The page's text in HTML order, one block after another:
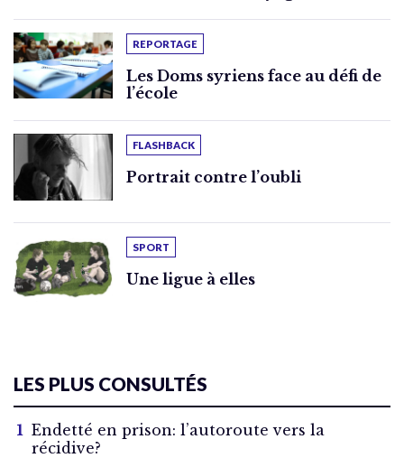
REPORTAGE
Les Doms syriens face au défi de
l’école
FLASHBACK
Portrait contre l’oubli
SPORT
Une ligue à elles
LES PLUS CONSULTÉS
Endetté en prison: l’autoroute vers la
récidive?